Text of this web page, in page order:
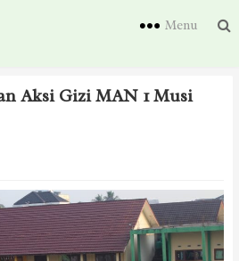
Menu
Aksi Gizi MAN 1 Musi